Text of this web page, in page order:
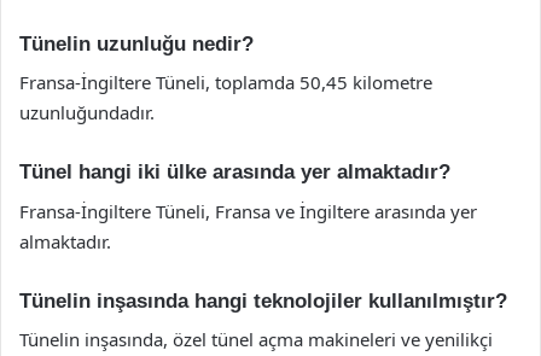
Tünelin uzunluğu nedir?
Fransa-İngiltere Tüneli, toplamda 50,45 kilometre
uzunluğundadır.
Tünel hangi iki ülke arasında yer almaktadır?
Fransa-İngiltere Tüneli, Fransa ve İngiltere arasında yer
almaktadır.
Tünelin inşasında hangi teknolojiler kullanılmıştır?
Tünelin inşasında, özel tünel açma makineleri ve yenilikçi